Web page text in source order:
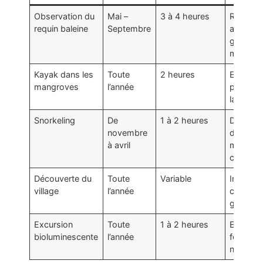
Observation du
requin baleine
Mai –
Septembre
3 à 4 heures
avec un
géant
marin
Kayak dans les
mangroves
Toute
l’année
2 heures
paisible
la nature
Snorkeling
De
novembre
à avril
1 à 2 heures
des
marins
colorés
Découverte du
village
Toute
l’année
Variable
Excursion
bioluminescente
Toute
l’année
1 à 2 heures
féerique